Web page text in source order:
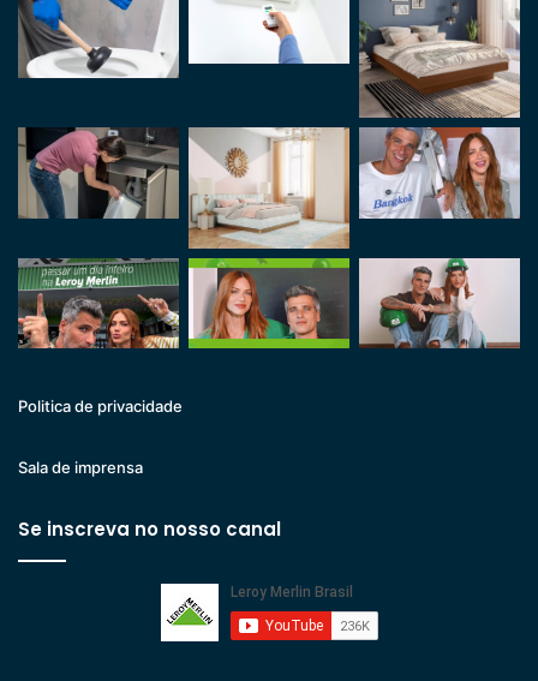
Politica de privacidade
Sala de imprensa
Se inscreva no nosso canal